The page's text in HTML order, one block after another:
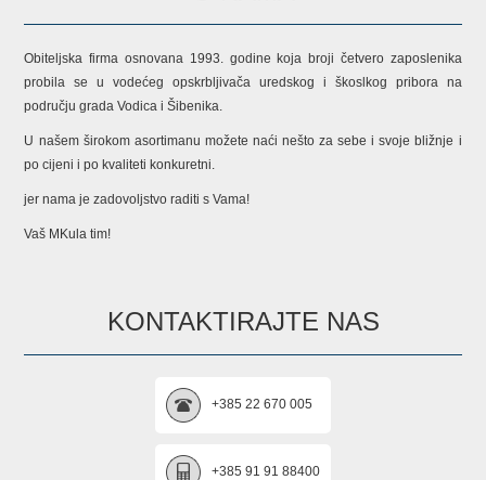
Obiteljska firma osnovana 1993. godine koja broji četvero zaposlenika
probila se u vodećeg opskrbljivača uredskog i škoslkog pribora na
području grada Vodica i Šibenika.
U našem širokom asortimanu možete naći nešto za sebe i svoje bližnje i
po cijeni i po kvaliteti konkuretni.
jer nama je zadovoljstvo raditi s Vama!
Vaš MKula tim!
KONTAKTIRAJTE NAS
+385 22 670 005
+385 91 91 88400